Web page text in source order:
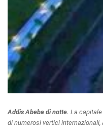
Addis Abeba di notte. La
di numerosi vertici